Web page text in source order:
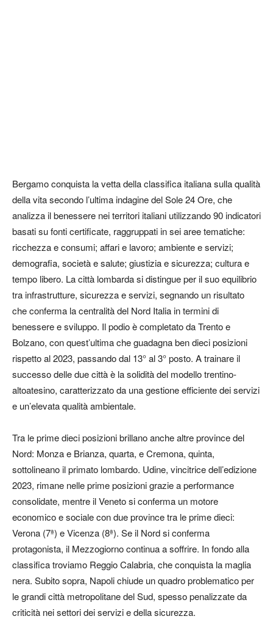
Bergamo conquista la vetta della classifica italiana sulla qualità
della vita secondo l’ultimaindagine del Sole 24 Ore, che
analizza il benessere nei territori italiani utilizzando 90 indicatori
basati su fonti certificate, raggruppati in sei aree tematiche:
ricchezza e consumi; affari e lavoro; ambiente e servizi;
demografia, società e salute; giustizia e sicurezza; cultura e
tempo libero. La città lombarda si distingue per il suo equilibrio
tra infrastrutture, sicurezza e servizi, segnando un risultato
che conferma la centralità del Nord Italia in termini di
benessere e sviluppo. Il podio è completato da Trento e
Bolzano, con quest’ultima che guadagna ben dieci posizioni
rispetto al 2023, passando dal 13° al 3° posto. A trainare il
successo delle due città è la solidità del modello trentino-
altoatesino, caratterizzato da una gestione efficiente dei servizi
e un’elevata qualità ambientale.
Tra le prime dieci posizioni brillano anche altre province del
Nord: Monza e Brianza, quarta, e Cremona, quinta,
sottolineano il primato lombardo. Udine, vincitrice dell’edizione
2023, rimane nelle prime posizioni grazie a performance
consolidate, mentre il Veneto si conferma un motore
economico e sociale con due province tra le prime dieci:
Verona (7ª) e Vicenza (8ª). Se il Nord si conferma
protagonista, il Mezzogiorno continua a soffrire. In fondo alla
classifica troviamo Reggio Calabria, che conquista la maglia
nera. Subito sopra, Napoli chiude un quadro problematico per
le grandi città metropolitane del Sud, spesso penalizzate da
criticità nei settori dei servizi e della sicurezza.